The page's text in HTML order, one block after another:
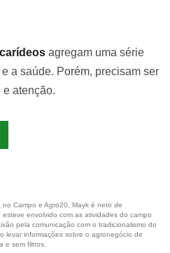
agregam uma série
a saúde. Porém, precisam ser
atenção.
Campo e Agro20, Mayk é neto de
envolvido com as atividades do campo
pela comunicação com o tradicionalismo do
levar informações sobre o agronegócio de
e sem filtros.